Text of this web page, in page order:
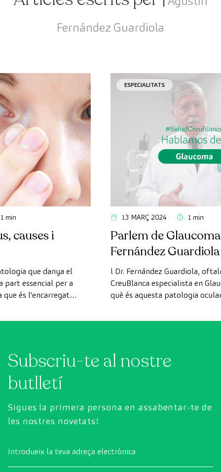
Fernández Guardiola
1 min
causes i
que danya el
part essencial per a
que és l'encarregat
ESPECIALITATS
13 MARÇ 2024 1 min
Parlem de
Fernández Guardiola
l Dr. Fernández Guardiola,
CreuBlanca especialista en
què és aquesta patologia
tractament.
Subscriu-te al nostre
butlletí
Sigues la primera persona en assabentar-te de
les nostres novetats!
Introdueix la teva adreça electrònica